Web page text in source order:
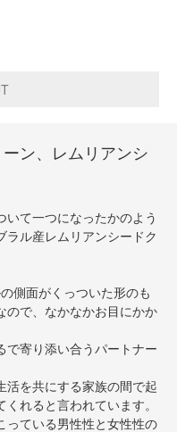
ーン、レムリアンシ
いて一つになったかのよう
ラル産レムリアンシードク
側面がくっついた形のも
ので、なかなかお目にかか
で寄り添い合うパートナー
活を共にする家族の間で起
れると言われています。
っている男性性と女性性の